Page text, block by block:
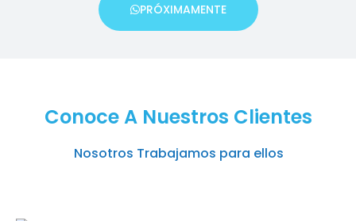
PRÓXIMAMENTE
Conoce A Nuestros Clientes
Nosotros Trabajamos para ellos